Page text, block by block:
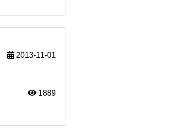
2013-11-01
1889